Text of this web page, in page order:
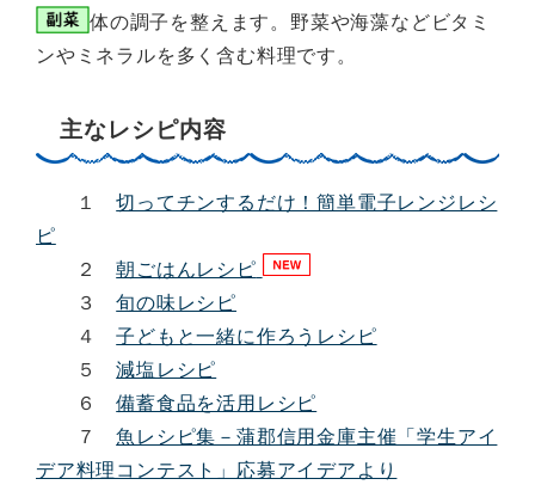
体の調子を整えます。野菜や海藻などビタミ
ンやミネラルを多く含む料理です。
主なレシピ内容
１切ってチンするだけ！簡単電子レンジレシ
ピ
２朝ごはんレシピ
３旬の味レシピ
４子どもと一緒に作ろうレシピ
５減塩レシピ
６備蓄食品を活用レシピ
７魚レシピ集－蒲郡信用金庫主催「学生アイ
デア料理コンテスト」応募アイデアより